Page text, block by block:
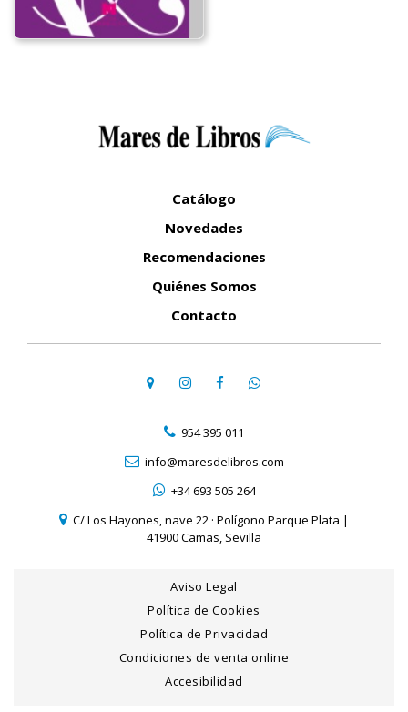
Catálogo
Novedades
Recomendaciones
Quiénes Somos
Contacto
954 395 011
info@maresdelibros.com
+34 693 505 264
C/ Los Hayones, nave 22 · Polígono Parque Plata |
41900 Camas, Sevilla
Aviso Legal
Política de Cookies
Política de Privacidad
Condiciones de venta online
Accesibilidad